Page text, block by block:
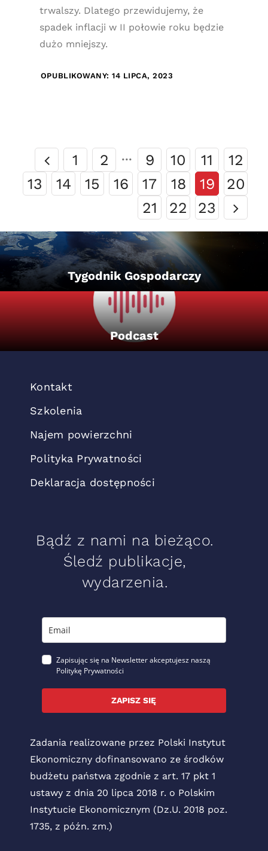
trwalszy. Dlatego przewidujemy, że
spadek inflacji w II połowie roku będzie
dużo mniejszy.
OPUBLIKOWANY: 14 LIPCA, 2023
1 2 ··· 9 10 11
12
13
14 15 16 17 18 19
20
21
22 23
Tygodnik Gospodarczy
Podcast
Kontakt
Szkolenia
Najem powierzchni
Polityka Prywatności
Deklaracja dostępności
Bądź z nami na bieżąco.
Śledź publikacje,
wydarzenia.
Zapisując się na Newsletter akceptujesz naszą
Politykę Prywatności
ZAPISZ SIĘ
Zadania realizowane przez Polski Instytut
Ekonomiczny dofinansowano ze środków
budżetu państwa zgodnie z art. 17 pkt 1
ustawy z dnia 20 lipca 2018 r. o Polskim
Instytucie Ekonomicznym (Dz.U. 2018 poz.
1735, z późn. zm.)